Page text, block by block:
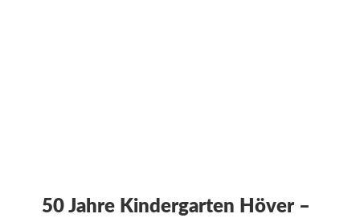
50 Jahre Kindergarten Höver –